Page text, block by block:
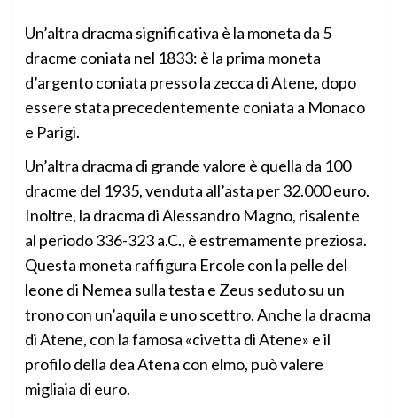
Un’altra dracma significativa è la moneta da 5
dracme coniata nel 1833: è la prima moneta
d’argento coniata presso la zecca di Atene, dopo
essere stata precedentemente coniata a Monaco
e Parigi.
Un’altra dracma di grande valore è quella da 100
dracme del 1935, venduta all’asta per 32.000 euro.
Inoltre, la dracma di Alessandro Magno, risalente
al periodo 336-323 a.C., è estremamente preziosa.
Questa moneta raffigura Ercole con la pelle del
leone di Nemea sulla testa e Zeus seduto su un
trono con un’aquila e uno scettro. Anche la dracma
di Atene, con la famosa «civetta di Atene» e il
profilo della dea Atena con elmo, può valere
migliaia di euro.